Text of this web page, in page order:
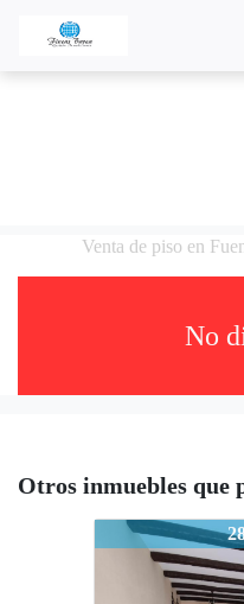
Venta de piso en
No
Otros inmuebles que
2466-FB